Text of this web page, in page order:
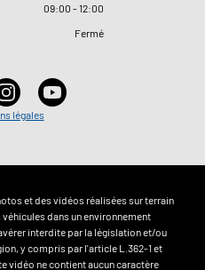
09:00 - 12:00
Fermé
légales
et des vidéos réalisées sur terrain
dans un environnement
interdite par la législation et/ou
y compris par l'article L.362-1 et
vidéo ne contient aucun caractère